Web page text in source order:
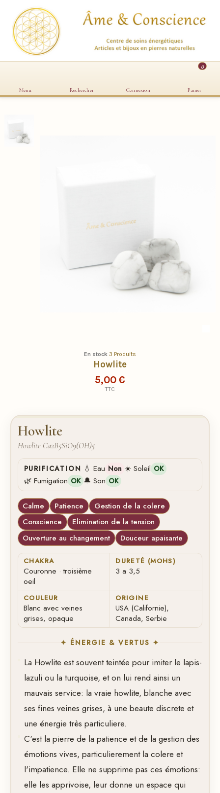
Menu Rechercher Connexion
0
Panier
En stock 3 Produits
Howlite
5,00 €
TTC
Howlite
Howlite Ca2B5SiO9(OH)5
PURIFICATION 💧 Eau Non ☀️ Soleil OK
🌿 Fumigation OK 🔔 Son OK
Calme Patience
Gestion de la colere
Conscience
Elimination de la tension
Ouverture au changement
Douceur apaisante
CHAKRA
Couronne · troisième
oeil
DURETÉ (MOHS)
3 a 3,5
COULEUR
Blanc avec veines
grises, opaque
ORIGINE
USA (Californie),
Canada, Serbie
✦ ÉNERGIE & VERTUS ✦
La Howlite est souvent teintée pour imiter le lapis-
lazuli ou la turquoise, et on lui rend ainsi un
mauvais service: la vraie howlite, blanche avec
ses fines veines grises, à une beaute discrete et
une énergie très particuliere.
C'est la pierre de la patience et de la gestion des
émotions vives, particulierement la colere et
l'impatience. Elle ne supprime pas ces émotions:
elle les apprivoise, leur donne un espace qui